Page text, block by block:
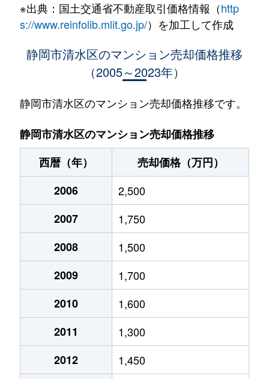
庄福町
95万円 清水(静岡) 徒歩45分
1,700万円 新清水
千歳町
950万円 新清水 徒歩10分
真砂町
2,700万円 清水(静岡) 徒歩5分
馬走北
1,000万円 草薙(ＪＲ) 徒歩28分
馬走北
570万円 草薙(ＪＲ)
1,700万円 清水(静岡)
1,200万円 新清水
※出典：国土交通省不動産取引価格情報（http
s://www.reinfolib.mlit.go.jp/）を加工して作成
静岡市清水区のマンション売却価格推移
（2005～2023年）
静岡市清水区のマンション売却価格推移です。
静岡市清水区のマンション売却価格推移
西暦（年）
売却価格（万円）
2006
2,500
2007
1,750
2008
1,500
2009
1,700
2010
1,600
2011
1,300
2012
1,450